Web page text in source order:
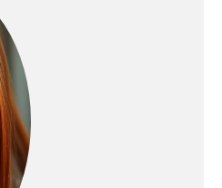
chaque mode de cuisson
peut être ajusté grâce
aux 3 niveaux de
températures
complémentaires Une
cuisson parfaite : les
recettes sont amenées à
la température idéale
sans bouillonnement ni